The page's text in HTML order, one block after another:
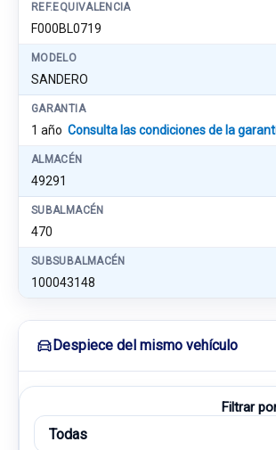
REF.EQUIVALENCIA
F000BL0719
MODELO
SANDERO
GARANTIA
1 año Consulta las condiciones de la
ALMACÉN
49291
SUBALMACÉN
470
SUBSUBALMACÉN
100043148
Despiece del mismo vehículo
Filtrar